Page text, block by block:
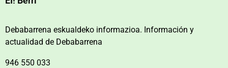
Debabarrena eskualdeko informazioa. Información y
actualidad de Debabarrena
946 550 033